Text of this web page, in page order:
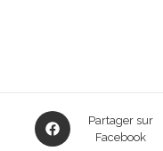
Opens
in
Partager sur
Facebook